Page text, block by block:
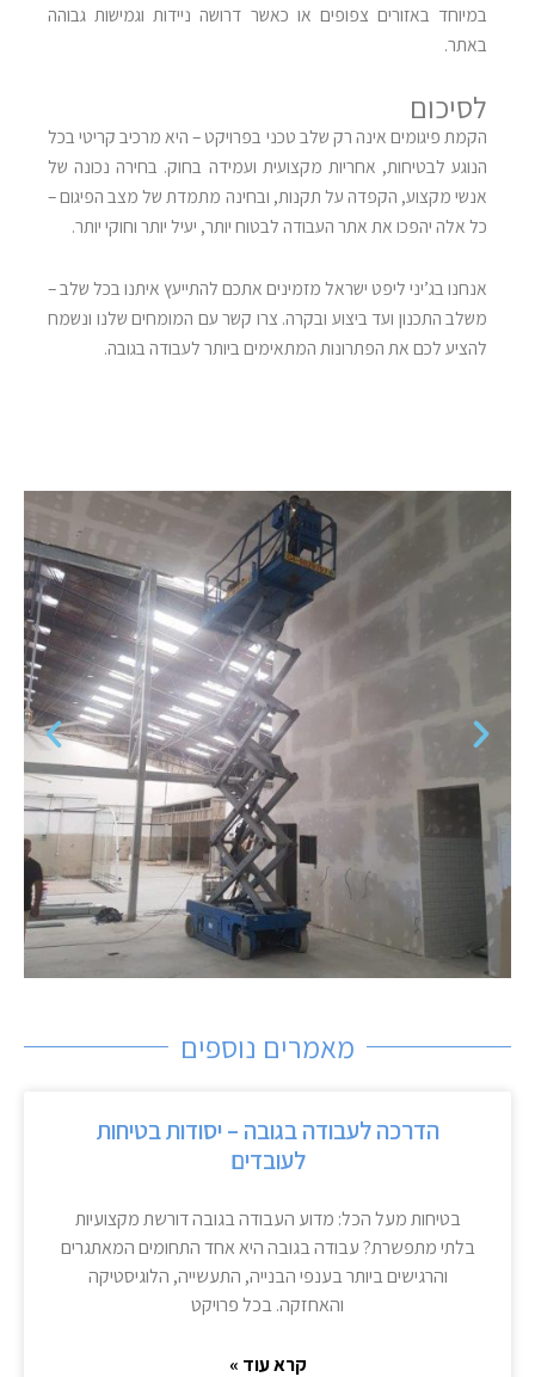
במיוחד באזורים צפופים או כאשר דרושה ניידות וגמישות גבוהה
באתר.
לסיכום
הקמת פיגומים אינה רק שלב טכני בפרויקט – היא מרכיב קריטי בכל
הנוגע לבטיחות, אחריות מקצועית ועמידה בחוק. בחירה נכונה של
אנשי מקצוע, הקפדה על תקנות, ובחינה מתמדת של מצב הפיגום –
כל אלה יהפכו את אתר העבודה לבטוח יותר, יעיל יותר וחוקי יותר.
אנחנו בג’יני ליפט ישראל מזמינים אתכם להתייעץ איתנו בכל שלב –
משלב התכנון ועד ביצוע ובקרה. צרו קשר עם המומחים שלנו ונשמח
להציע לכם את הפתרונות המתאימים ביותר לעבודה בגובה.
מאמרים נוספים
הדרכה לעבודה בגובה – יסודות בטיחות
לעובדים
בטיחות מעל הכל: מדוע העבודה בגובה דורשת מקצועיות
בלתי מתפשרת? עבודה בגובה היא אחד התחומים המאתגרים
והרגישים ביותר בענפי הבנייה, התעשייה, הלוגיסטיקה
והאחזקה. בכל פרויקט
קרא עוד »